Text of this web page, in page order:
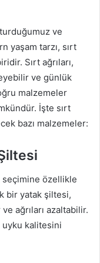
ve
yaşam tarzı, sırt
Sırt ağrıları,
ve günlük
malzemeler
İşte sırt
bazı malzemeler:
seçimine özellikle
bir yatak şiltesi,
ağrıları azaltabilir.
kalitesini